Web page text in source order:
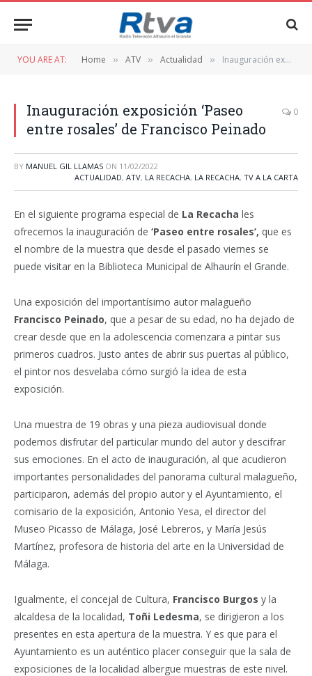
YOU ARE AT: Home » ATV » Actualidad » Inauguración exposición ‘Paseo entre rosales’ de Francisco Peinado
Inauguración exposición ‘Paseo
entre rosales’ de Francisco Peinado
0
BY MANUEL GIL LLAMAS ON 11/02/2022
ACTUALIDAD, ATV, LA RECACHA, LA RECACHA, TV A LA CARTA
En el siguiente programa especial de La Recacha les
ofrecemos la inauguración de ‘Paseo entre rosales’, que es
el nombre de la muestra que desde el pasado viernes se
puede visitar en la Biblioteca Municipal de Alhaurín el Grande.
Una exposición del importantísimo autor malagueño
Francisco Peinado, que a pesar de su edad, no ha dejado de
crear desde que en la adolescencia comenzara a pintar sus
primeros cuadros. Justo antes de abrir sus puertas al público,
el pintor nos desvelaba cómo surgió la idea de esta
exposición.
Una muestra de 19 obras y una pieza audiovisual donde
podemos disfrutar del particular mundo del autor y descifrar
sus emociones. En el acto de inauguración, al que acudieron
importantes personalidades del panorama cultural malagueño,
participaron, además del propio autor y el Ayuntamiento, el
comisario de la exposición, Antonio Yesa, el director del
Museo Picasso de Málaga, José Lebreros, y María Jesús
Martínez, profesora de historia del arte en la Universidad de
Málaga.
Igualmente, el concejal de Cultura, Francisco Burgos y la
alcaldesa de la localidad, Toñi Ledesma, se dirigieron a los
presentes en esta apertura de la muestra. Y es que para el
Ayuntamiento es un auténtico placer conseguir que la sala de
exposiciones de la localidad albergue muestras de este nivel.